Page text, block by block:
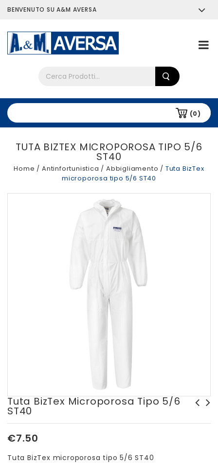
BENVENUTO SU A&M AVERSA
(0)
TUTA BIZTEX MICROPOROSA TIPO 5/6
ST40
Home / Antinfortunistica / Abbigliamento / Tuta BizTex
microporosa tipo 5/6 ST40
Tuta BizTex Microporosa Tipo 5/6
ST40
€7.50
Tuta BizTex microporosa tipo 5/6 ST40